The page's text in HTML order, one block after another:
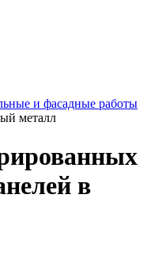
и фасадные работы
металл
в